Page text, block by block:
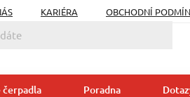
KARIÉRA OBCHODNÍ
čerpadla Poradna